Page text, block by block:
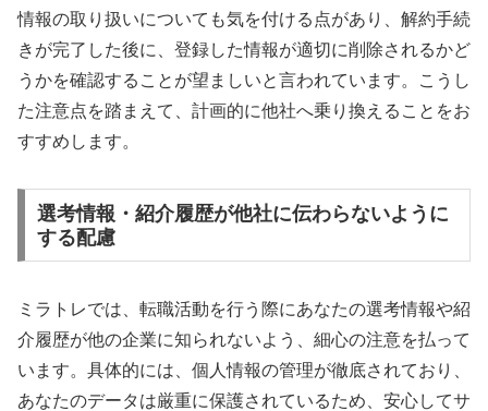
情報の取り扱いについても気を付ける点があり、解約手続
きが完了した後に、登録した情報が適切に削除されるかど
うかを確認することが望ましいと言われています。こうし
た注意点を踏まえて、計画的に他社へ乗り換えることをお
すすめします。
選考情報・紹介履歴が他社に伝わらないように
する配慮
ミラトレでは、転職活動を行う際にあなたの選考情報や紹
介履歴が他の企業に知られないよう、細心の注意を払って
います。具体的には、個人情報の管理が徹底されており、
あなたのデータは厳重に保護されているため、安心してサ